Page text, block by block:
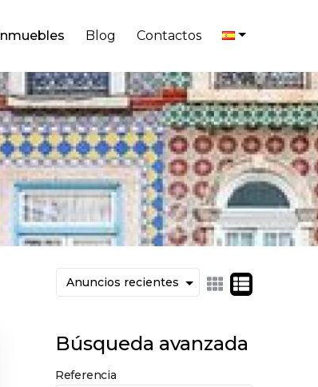
Inmuebles Blog Contactos
Búsqueda avanzada
Referencia